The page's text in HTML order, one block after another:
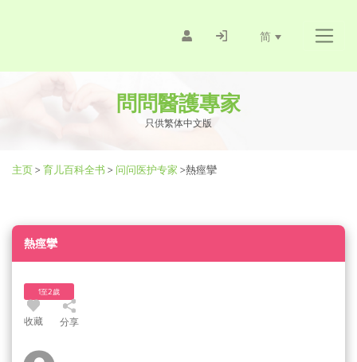
简
問問醫護專家
只供繁体中文版
主页> 育儿百科全书 > 问问医护专家 >熱痙攣
熱痙攣
1至2歲
收藏 分享